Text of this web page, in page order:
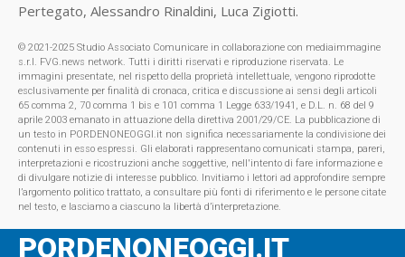
Pertegato, Alessandro Rinaldini, Luca Zigiotti.
© 2021-2025 Studio Associato Comunicare in collaborazione con mediaimmagine
s.r.l. FVG.news network. Tutti i diritti riservati e riproduzione riservata. Le
immagini presentate, nel rispetto della proprietà intellettuale, vengono riprodotte
esclusivamente per finalità di cronaca, critica e discussione ai sensi degli articoli
65 comma 2, 70 comma 1 bis e 101 comma 1 Legge 633/1941, e D.L. n. 68 del 9
aprile 2003 emanato in attuazione della direttiva 2001/29/CE. La pubblicazione di
un testo in PORDENONEOGGI.it non significa necessariamente la condivisione dei
contenuti in esso espressi. Gli elaborati rappresentano comunicati stampa, pareri,
interpretazioni e ricostruzioni anche soggettive, nell'intento di fare informazione e
di divulgare notizie di interesse pubblico. Invitiamo i lettori ad approfondire sempre
l’argomento politico trattato, a consultare più fonti di riferimento e le persone citate
nel testo, e lasciamo a ciascuno la libertà d’interpretazione.
PORDENONEOGGI.IT